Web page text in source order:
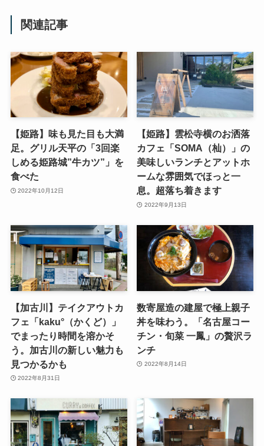
関連記事
【姫路】味も見た目も大満
足。グリル天平の「3回楽
しめる姫路城”牛カツ”」を
食べた
2022年10月12日
【姫路】雲松寺横のお洒落
カフェ「SOMA（杣）」の
美味しいランチとアットホ
ームな雰囲気でほっと一
息。超落ち着きます
2022年9月13日
【加古川】テイクアウトカ
フェ「kaku°（かくど）」
でまったり時間を溶かそ
う。加古川の新しい魅力も
見つかるかも
2022年8月31日
数寄屋造の建屋で極上親子
丼を味わう。「名古屋コー
チン・旬菜 一鳳」の贅沢ラ
ンチ
2022年8月14日